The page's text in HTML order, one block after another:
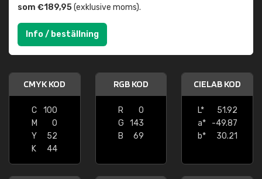
som €189,95(exklusive moms).
Info / beställning
CMYK KOD
C
100
M
0
Y
52
K
44
RGB KOD
R
0
G
143
B
69
CIELAB KOD
L*
51.92
a*
-49.87
b*
30.21